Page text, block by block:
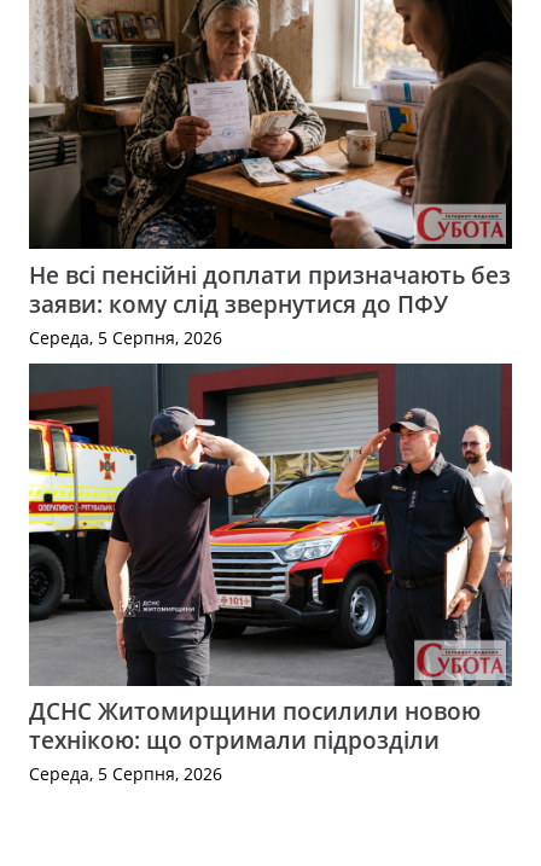
Не всі пенсійні доплати призначають без
заяви: кому слід звернутися до ПФУ
Середа, 5 Серпня, 2026
ДСНС Житомирщини посилили новою
технікою: що отримали підрозділи
Середа, 5 Серпня, 2026